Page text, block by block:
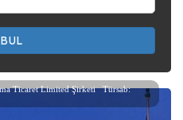
BUL
Ticaret Limited Şirketi Türsab: